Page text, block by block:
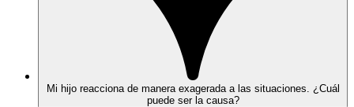
Mi hijo reacciona de manera exagerada a las situaciones. ¿Cuál
puede ser la causa?